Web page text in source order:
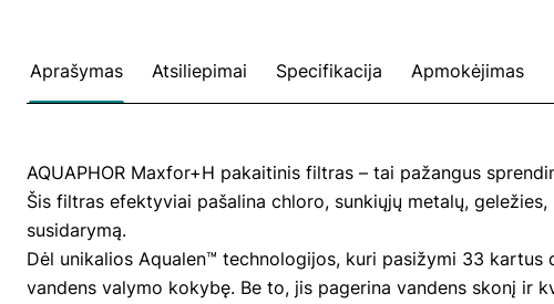
Aprašymas Atsiliepimai Specifikacija Apmokėjimas
AQUAPHOR Maxfor+H pakaitinis filtras – tai pažangus
Šis filtras efektyviai pašalina chloro, sunkiųjų metalų,
susidarymą.
Dėl unikalios Aqualen™ technologijos, kuri pasižymi 33
vandens valymo kokybę. Be to, jis pagerina vandens skonį ir